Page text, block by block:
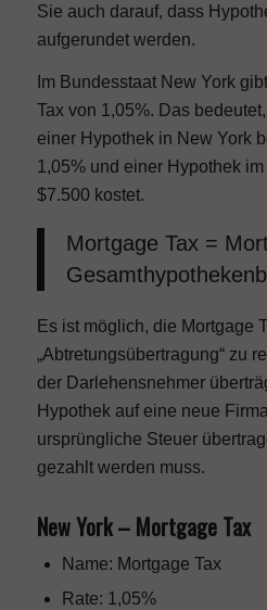
Sie auch darauf, dass
aufgerundet werden.
Im Bundesstaat New York
Tax von 1,05%. Das
einer Hypothek in New York
1,05% und einer Hypothek
$7.500 kostet.
Mortgage Tax =
Es ist möglich, die Mortgage
„Abtretungsübertragung“ zu
der Darlehensnehmer
Hypothek auf eine neue
ursprüngliche Steuer
gezahlt werden muss.
New York – Mortgage Tax
Name: Mortgage Tax
Rate: 1,05%